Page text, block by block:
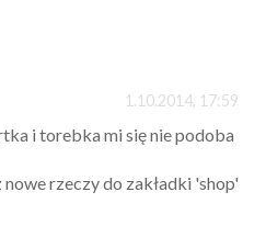
1.10.2014, 17:59
i torebka mi się nie podoba
rzeczy do zakładki 'shop'